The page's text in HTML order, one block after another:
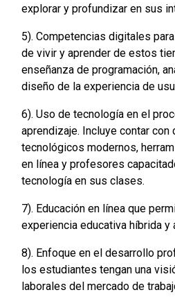
explorar y profundizar en sus
5). Competencias digitales
de vivir y aprender de estos
enseñanza de programación,
diseño de la experiencia de
6). Uso de tecnología en el
aprendizaje. Incluye contar
tecnológicos modernos,
en línea y profesores
tecnología en sus clases.
7). Educación en línea que
experiencia educativa híbrida y
8). Enfoque en el desarrollo
los estudiantes tengan una
laborales del mercado de